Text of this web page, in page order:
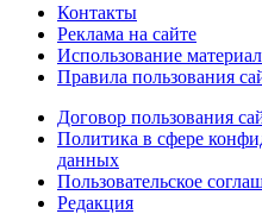
Контакты
Реклама на сайте
Использование
Правила пользования
Договор пользования
Политика в сфере
данных
Пользовательское
Редакция